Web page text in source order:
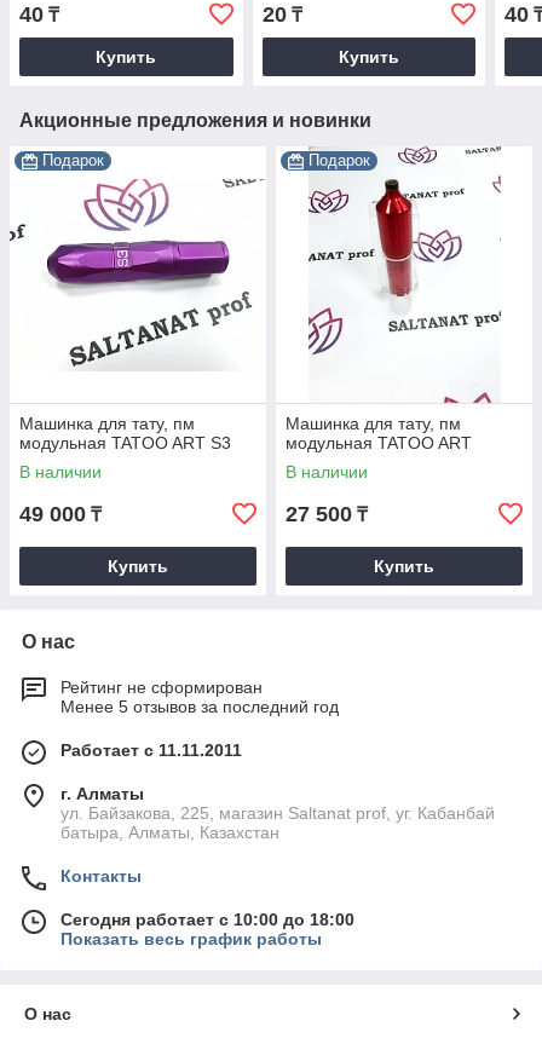
40 ₸
Купить
20₸
Купить
40
Акционные предложения и новинки
Подарок
Машинка для тату, пм
модульная TATOO ART S3
В наличии
49 000 ₸
Купить
Подарок
Машинка для тату, пм
модульная TATOO ART
В наличии
27 500 ₸
Купить
О нас
Рейтинг не сформирован
Менее 5 отзывов за последний год
Работает с 11.11.2011
г. Алматы
ул. Байзакова, 225, магазин Saltanat prof, уг. Кабанбай
батыра, Алматы, Казахстан
Контакты
Сегодня работает с 10:00 до 18:00
Показать весь график работы
О нас